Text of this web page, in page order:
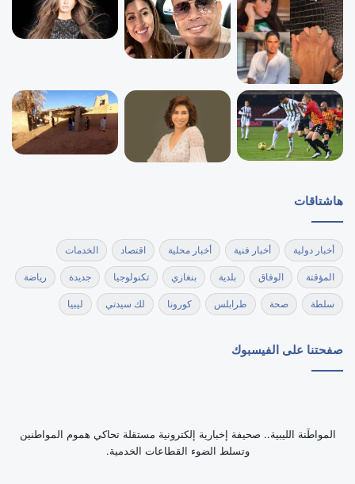
هاشتاقات
أخبار دولية أخبار فنية أخبار محلية اقتصاد الخدمات
المؤقتة الوفاق بلدية بنغازي تكنولوجيا جديدة رياضة
سلطة صحة طرابلس كورونا لك سيدتي ليبيا
صفحتنا على الفيسبوك
‏المواطَنة الليبية.. صحيفة إخبارية إلكترونية مستقلة تحاكي هموم المواطنين
وتسلط الضوء القطاعات الخدمية.